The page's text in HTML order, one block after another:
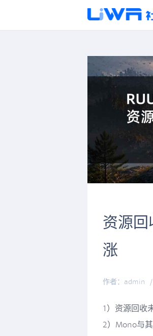
资源回
涨
作者：admin /
1）资源回收
2）Mono与